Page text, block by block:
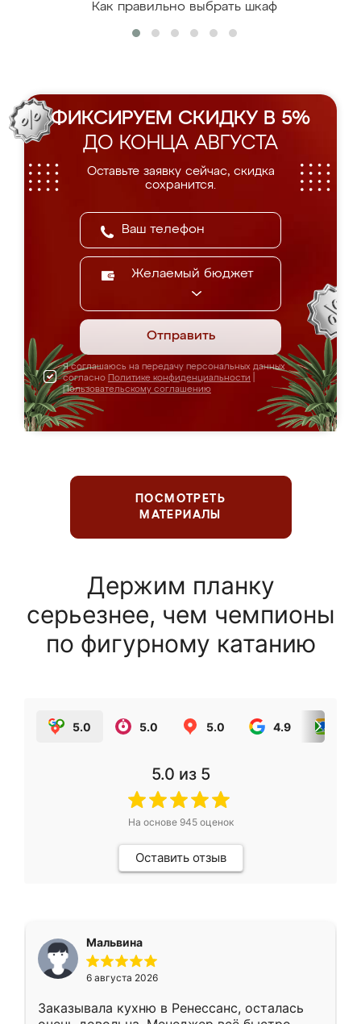
Как правильно выбрать шкаф
ФИКСИРУЕМ СКИДКУ В 5%
ДО КОНЦА АВГУСТА
Оставьте заявку сейчас, скидка
сохранится.
Желаемый бюджет
Отправить
Я соглашаюсь на передачу персональных данных
согласно Политике конфиденциальности
Пользовательскому соглашению
ПОСМОТРЕТЬ
МАТЕРИАЛЫ
Держим планку
серьезнее, чем чемпионы
по фигурному катанию
5.0 5.0 5.0 4.9
5.0 из 5
На основе 945оценок
Оставить отзыв
Мальвина
6 августа 2026
Заказывала кухню в Ренессанс, осталась